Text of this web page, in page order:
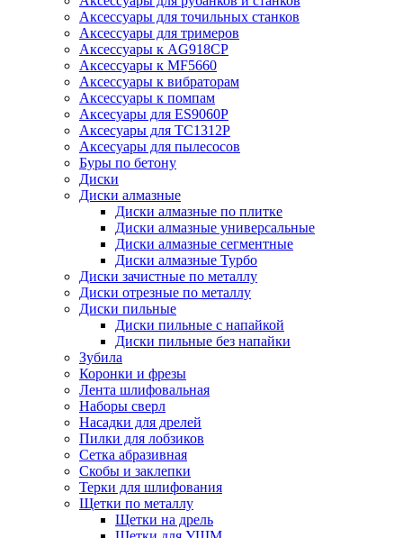
Аксессуары для точильных станков
Аксессуары для тримеров
Аксессуары к AG918CP
Аксессуары к MF5660
Аксессуары к вибраторам
Аксессуары к помпам
Аксесуары для ES9060P
Аксесуары для TC1312P
Аксесуары для пылесосов
Буры по бетону
Диски
Диски алмазные
Диски алмазные по плитке
Диски алмазные универсальные
Диски алмазные сегментные
Диски алмазные Турбо
Диски зачистные по металлу
Диски отрезные по металлу
Диски пильные
Диски пильные с напайкой
Диски пильные без напайки
Зубила
Коронки и фрезы
Лента шлифовальная
Наборы сверл
Насадки для дрелей
Пилки для лобзиков
Сетка абразивная
Скобы и заклепки
Терки для шлифования
Щетки по металлу
Щетки на дрель